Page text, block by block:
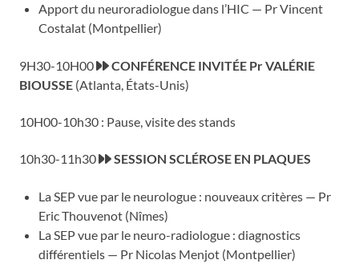
Apport du neuroradiologue dans l’HIC — Pr Vincent
Costalat (Montpellier)
9H30-10H00
CONFÉRENCE INVITÉE Pr VALÉRIE
BIOUSSE (Atlanta, États-Unis)
10H00-10h30 : Pause, visite des stands
10h30-11h30 SESSION SCLÉROSE EN PLAQUES
La SEP vue par le neurologue : nouveaux critères — Pr
Eric Thouvenot (Nîmes)
La SEP vue par le neuro-radiologue : diagnostics
différentiels — Pr Nicolas Menjot (Montpellier)